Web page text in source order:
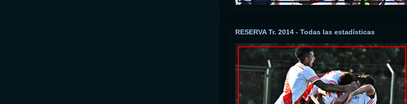
RESERVA Tr. 2014 - Todas las estadísticas